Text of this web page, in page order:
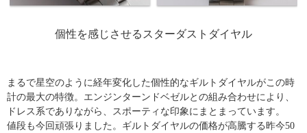
個性を感じさせるスターダストダイヤル
まるで星空のように経年変化した個性的なギルトダイヤルがこの時
計の最大の特徴。エンジンターンドベゼルとの組み合わせにより、
ドレス系でありながら、スポーティな印象にまとまっています。
値段も今回頑張りました。ギルトダイヤルの価格が高騰する昨今50